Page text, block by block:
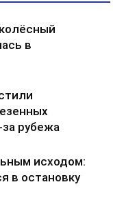
в
рубежа
исходом:
в остановку